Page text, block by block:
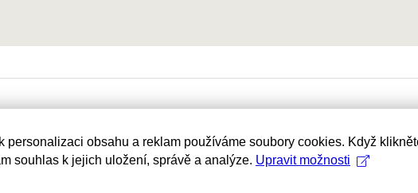
personalizaci obsahu a reklam používáme soubory cookies. Když
souhlas k jejich uložení, správě a analýze. Upravit možnosti